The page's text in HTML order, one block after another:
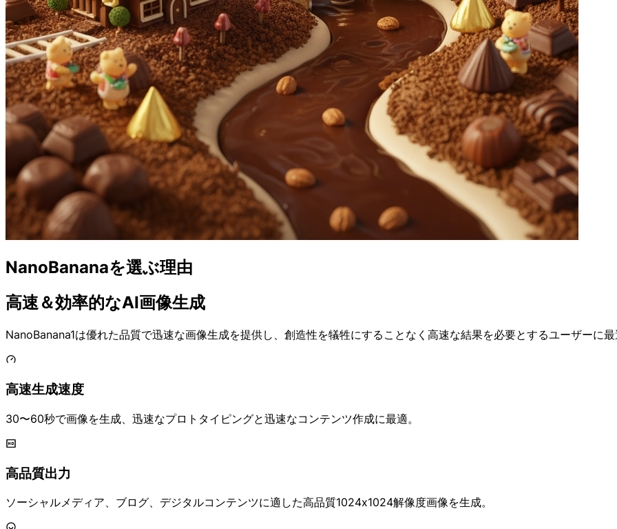
NanoBananaを選ぶ理由
高速＆効率的なAI画像生成
NanoBanana1は優れた品質で迅速な画像生成を提供し、創造性を犠牲にすることなく高速な結果を必要とするユーザーに最
高速生成速度
30〜60秒で画像を生成、迅速なプロトタイピングと迅速なコンテンツ作成に最適。
高品質出力
ソーシャルメディア、ブログ、デジタルコンテンツに適した高品質1024x1024解像度画像を生成。